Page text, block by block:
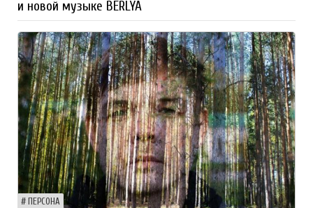
и новой музыке BERLYA
ПЕРСОНА